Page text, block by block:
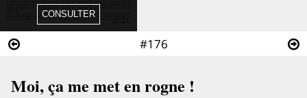
#176
Moi, ça me met en rogne !